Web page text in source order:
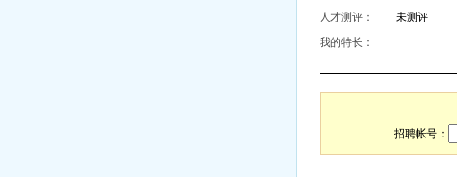
人才测评：
未测评
我的特长：
招聘帐号：